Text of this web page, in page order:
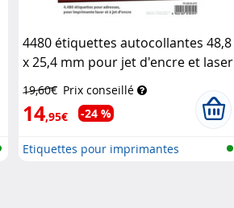
4480 étiquettes autocollantes 48,8
x 25,4 mm pour jet d'encre et laser
19,60€ Prix conseillé
14,95€ -24 %
Etiquettes pour imprimantes